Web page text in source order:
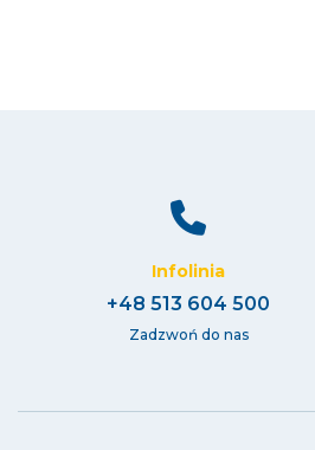
Infolinia
+48 513 604 500
Zadzwoń do nas